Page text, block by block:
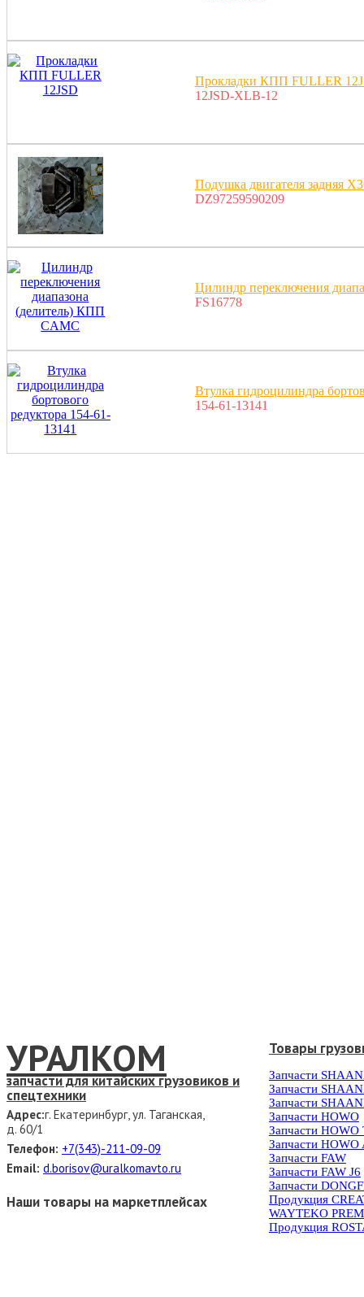
Прокладки КПП FULLER
12JSD-XLB-12
Подушка двигателя задняя
DZ97259590209
Цилиндр переключения
FS16778
Втулка гидроцилиндра
154-61-13141
УРАЛКОМ
запчасти для китайских грузовиков и
спецтехники
Адрес:г. Екатеринбург, ул. Таганская,
д. 60/1
Телефон: +7(343)-211-09-09
Email: d.borisov@uralkomavto.ru
Наши товары на маркетплейсах
Товары
Запчасти
Запчасти
Запчасти
Запчасти HOWO
Запчасти HOWO
Запчасти HOWO
Запчасти FAW
Запчасти FAW J6
Запчасти
Продукция
WAYTEKO
Продукция